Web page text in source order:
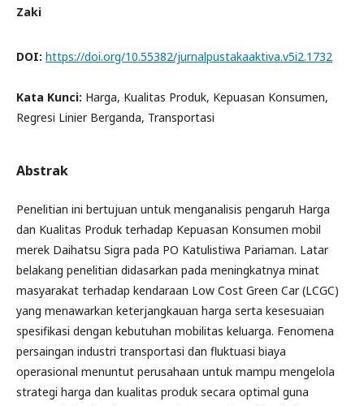
Zaki
DOI: https://doi.org/10.55382/jurnalpustakaaktiva.v5i2.1732
Kata Kunci: Harga, Kualitas Produk, Kepuasan Konsumen,
Regresi Linier Berganda, Transportasi
Abstrak
Penelitian ini bertujuan untuk menganalisis pengaruh Harga
dan Kualitas Produk terhadap Kepuasan Konsumen mobil
merek Daihatsu Sigra pada PO Katulistiwa Pariaman. Latar
belakang penelitian didasarkan pada meningkatnya minat
masyarakat terhadap kendaraan Low Cost Green Car (LCGC)
yang menawarkan keterjangkauan harga serta kesesuaian
spesifikasi dengan kebutuhan mobilitas keluarga. Fenomena
persaingan industri transportasi dan fluktuasi biaya
operasional menuntut perusahaan untuk mampu mengelola
strategi harga dan kualitas produk secara optimal guna